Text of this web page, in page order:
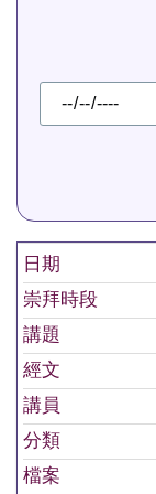
期
日期
崇拜時段
講題
經文
講員
分類
檔案